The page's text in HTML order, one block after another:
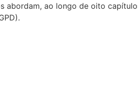
abordam, ao longo de oito